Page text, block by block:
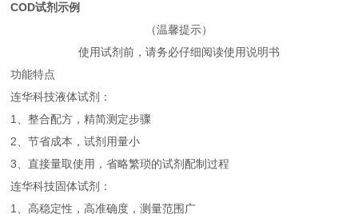
COD试剂示例
（温馨提示）
使用试剂前，请务必仔细阅读使用说明书
功能特点
连华科技液体试剂：
1、整合配方，精简测定步骤
2、节省成本，试剂用量小
3、直接量取使用，省略繁琐的试剂配制过程
连华科技固体试剂：
1、高稳定性，高准确度，测量范围广